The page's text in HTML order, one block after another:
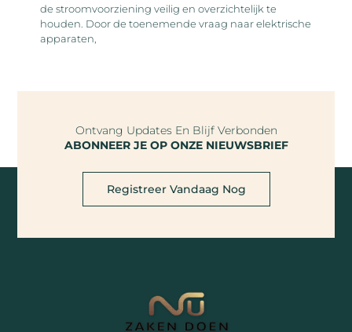
de stroomvoorziening veilig en overzichtelijk te
houden. Door de toenemende vraag naar elektrische
apparaten,
Ontvang Updates En Blijf Verbonden
ABONNEER JE OP ONZE NIEUWSBRIEF
Registreer Vandaag Nog